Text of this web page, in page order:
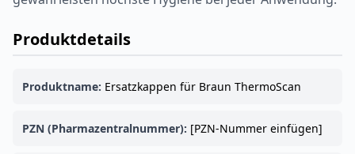
Produktdetails
Produktname: Ersatzkappen für Braun ThermoScan
PZN (Pharmazentralnummer): [PZN-Nummer einfügen]